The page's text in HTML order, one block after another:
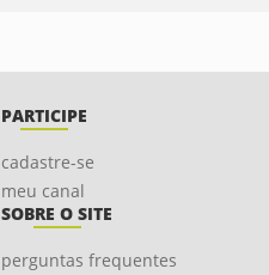
PARTICIPE
cadastre-se
meu canal
SOBRE O SITE
perguntas frequentes